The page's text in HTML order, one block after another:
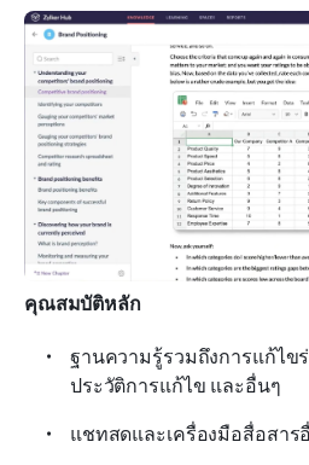
คุณสมบัติหลัก
ฐานความรู้รวมถึงการแก้ไข
ประวัติการแก้ไข และอื่นๆ
แชทสดและเครื่องมือสื่อสาร